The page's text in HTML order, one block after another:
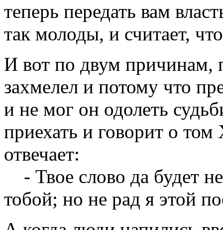
теперь передать вам
так молоды, и считает,
И вот по двум причинам,
захмелел и потому что
и не мог он одолеть
приехать и говорит о
отвечает:
- Твое слово да будет
тобой; но не рад я этой